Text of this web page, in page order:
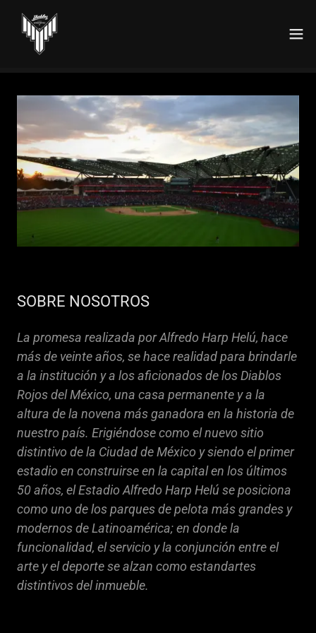
SOBRE NOSOTROS
La promesa realizada por Alfredo Harp Helú, hace
más de veinte años, se hace realidad para brindarle
a la institución y a los aficionados de los Diablos
Rojos del México, una casa permanente y a la
altura de la novena más ganadora en la historia de
nuestro país. Erigiéndose como el nuevo sitio
distintivo de la Ciudad de México y siendo el primer
estadio en construirse en la capital en los últimos
50 años, el Estadio Alfredo Harp Helú se posiciona
como uno de los parques de pelota más grandes y
modernos de Latinoamérica; en donde la
funcionalidad, el servicio y la conjunción entre el
arte y el deporte se alzan como estandartes
distintivos del inmueble.